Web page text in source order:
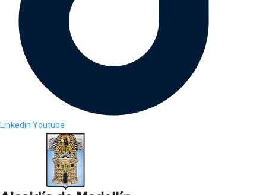
Linkedin Youtube